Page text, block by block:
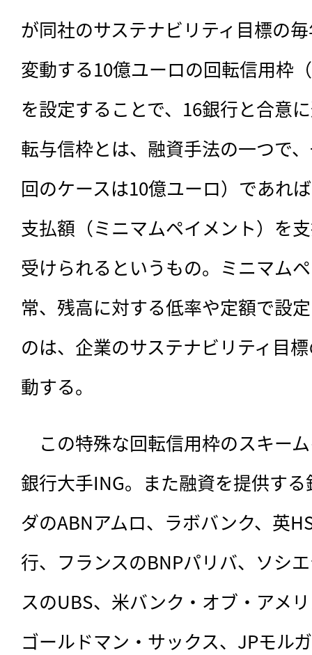
が同社のサステナビリティ目標の
変動する10億ユーロの回転信用枠
を設定することで、16銀行と合意
転与信枠とは、融資手法の一つで
回のケースは10億ユーロ）であれ
支払額（ミニマムペイメント）を
受けられるというもの。ミニマム
常、残高に対する低率や定額で設
のは、企業のサステナビリティ目
動する。
この特殊な回転信用枠のスキー
銀行大手ING。また融資を提供す
ダのABNアムロ、ラボバンク、英
行、フランスのBNPパリバ、ソシ
スのUBS、米バンク・オブ・アメ
ゴールドマン・サックス、JPモル